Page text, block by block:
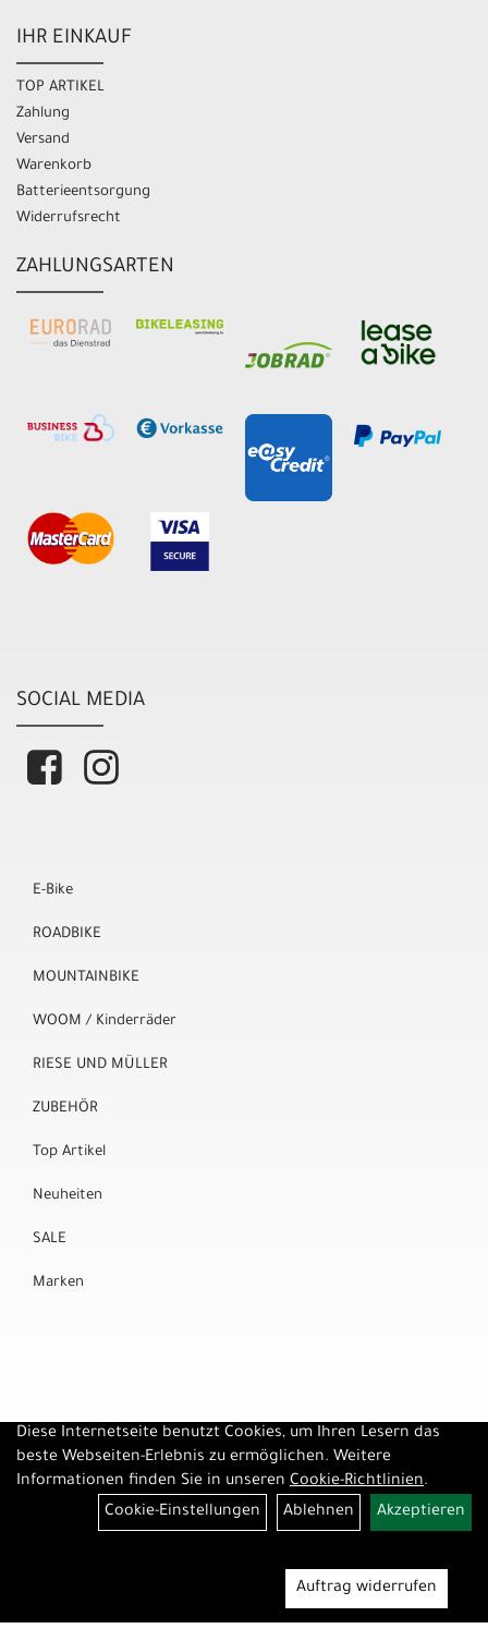
IHR EINKAUF
TOP ARTIKEL
Zahlung
Versand
Warenkorb
Batterieentsorgung
Widerrufsrecht
ZAHLUNGSARTEN
SOCIAL MEDIA
E-Bike
ROADBIKE
MOUNTAINBIKE
WOOM / Kinderräder
RIESE UND MÜLLER
ZUBEHÖR
Top Artikel
Neuheiten
SALE
Marken
Diese Internetseite benutzt Cookies, um Ihren Lesern das
beste Webseiten-Erlebnis zu ermöglichen. Weitere
Informationen finden Sie in unseren Cookie-Richtlinien.
Cookie-Einstellungen
Ablehnen Akzeptieren
Auftrag widerrufen